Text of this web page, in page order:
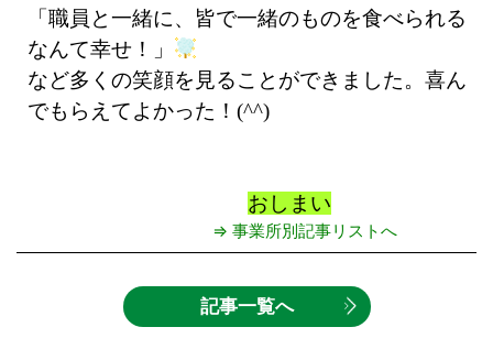
「職員と一緒に、皆で一緒のものを食べられる
なんて幸せ！」
など多くの笑顔を見ることができました。喜ん
でもらえてよかった！(^^)
おしまい
⇒ 事業所別記事リストへ
記事一覧へ